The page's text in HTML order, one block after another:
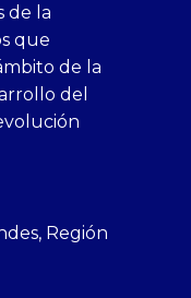
de la
que
de la
del
Región